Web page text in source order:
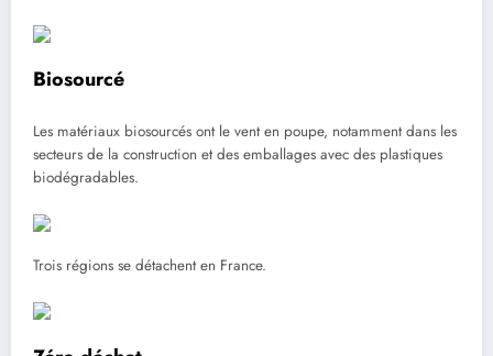
Biosourcé
Les matériaux biosourcés ont le vent en poupe, notamment dans les
secteurs de la construction et des emballages avec des plastiques
biodégradables.
Trois régions se détachent en France.